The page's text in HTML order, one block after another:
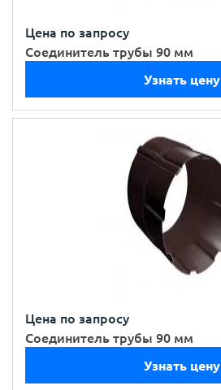
Цена по запросу
Соединитель трубы 90 мм
Узнать цену
Цена по запросу
Соединитель трубы 90 мм
Узнать цену